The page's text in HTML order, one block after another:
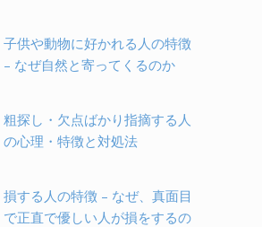
子供や動物に好かれる人の特徴
– なぜ自然と寄ってくるのか
粗探し・欠点ばかり指摘する人
の心理・特徴と対処法
損する人の特徴 – なぜ、真面目
で正直で優しい人が損をするの